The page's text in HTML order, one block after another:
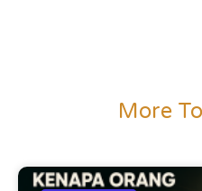
More